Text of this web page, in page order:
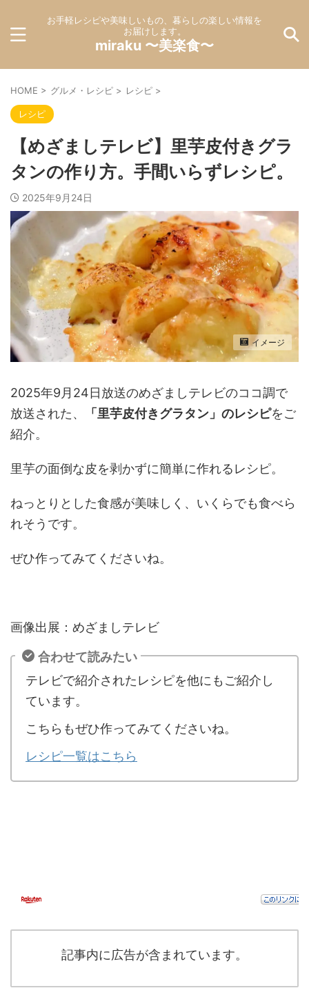
お手軽レシピや美味しいもの、暮らしの楽しい情報を
お届けします。
miraku 〜美楽食〜
HOME > グルメ・レシピ > レシピ >
レシピ
【めざましテレビ】里芋皮付きグラ
タンの作り方。手間いらずレシピ。
2025年9月24日
イメージ
2025年9月24日放送のめざましテレビのココ調で
放送された、
「里芋皮付きグラタン」のレシピをご
紹介。
里芋の面倒な皮を剥かずに簡単に作れるレシピ。
ねっとりとした食感が美味しく、いくらでも食べら
れそうです。
ぜひ作ってみてくださいね。
画像出展：めざましテレビ
合わせて読みたい
テレビで紹介されたレシピを他にもご紹介し
ています。
こちらもぜひ作ってみてくださいね。
レシピ一覧はこちら
記事内に広告が含まれています。